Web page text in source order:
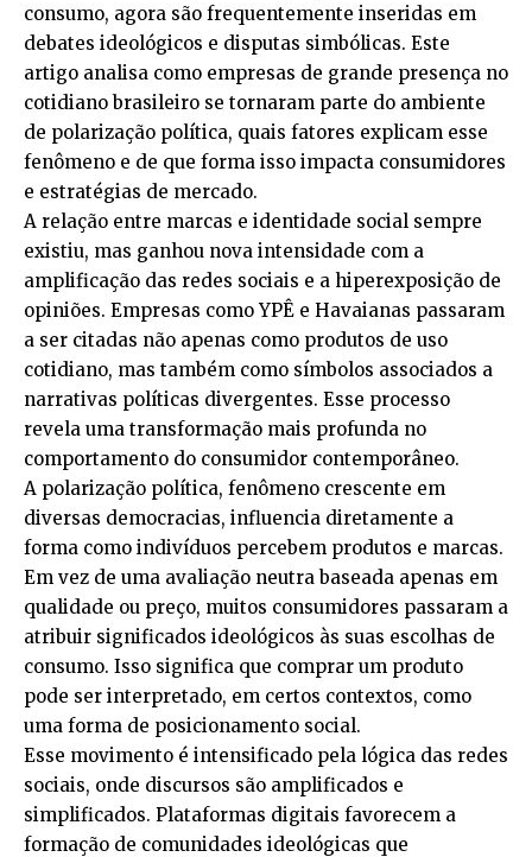
consumo, agora são frequentemente inseridas em
debates ideológicos e disputas simbólicas. Este
artigo analisa como empresas de grande presença no
cotidiano brasileiro se tornaram parte do ambiente
de polarização política, quais fatores explicam esse
fenômeno e de que forma isso impacta consumidores
e estratégias de mercado.
A relação entre marcas e identidade social sempre
existiu, mas ganhou nova intensidade com a
amplificação das redes sociais e a hiperexposição de
opiniões. Empresas comoYPÊ e Havaianas passaram
a ser citadas não apenas como produtos de uso
cotidiano, mas também como símbolos associados a
narrativas políticas divergentes. Esse processo
revela uma transformação mais profunda no
comportamento do consumidor contemporâneo.
A polarização política, fenômeno crescente em
diversas democracias, influencia diretamente a
forma como indivíduos percebem produtos e marcas.
Em vez de uma avaliação neutra baseada apenas em
qualidade ou preço, muitos consumidores passaram a
atribuir significados ideológicos às suas escolhas de
consumo. Isso significa que comprar um produto
pode ser interpretado, em certos contextos, como
uma forma de posicionamento social.
Esse movimento é intensificado pela lógica das redes
sociais, onde discursos são amplificados e
simplificados. Plataformas digitais favorecem a
formação de comunidades ideológicas que